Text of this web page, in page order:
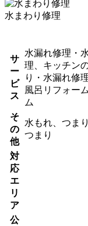
水まわり修理
サ
ー
ビ
ス
水漏れ修理・
理、キッチン
り・水漏れ修
風呂リフォー
ム
そ
の
他
水もれ、つま
つまり
対
応
エ
リ
ア
公